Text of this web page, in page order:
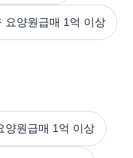
요양원급매 1억 이상
양원급매 1억 이상